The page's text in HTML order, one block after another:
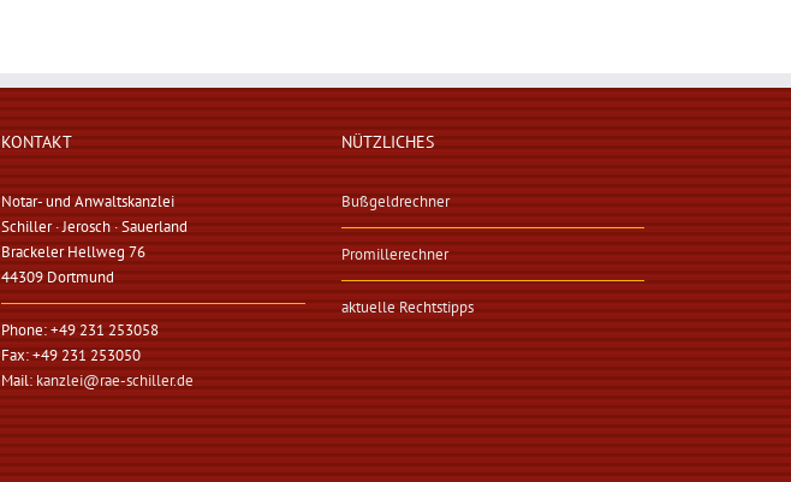
KONTAKT
Notar- und Anwaltskanzlei
Schiller · Jerosch · Sauerland
Brackeler Hellweg 76
44309 Dortmund
Phone: +49 231 253058
Fax: +49 231 253050
Mail:kanzlei@rae-schiller.de
NÜTZLICHES
Bußgeldrechner
Promillerechner
aktuelle Rechtstipps